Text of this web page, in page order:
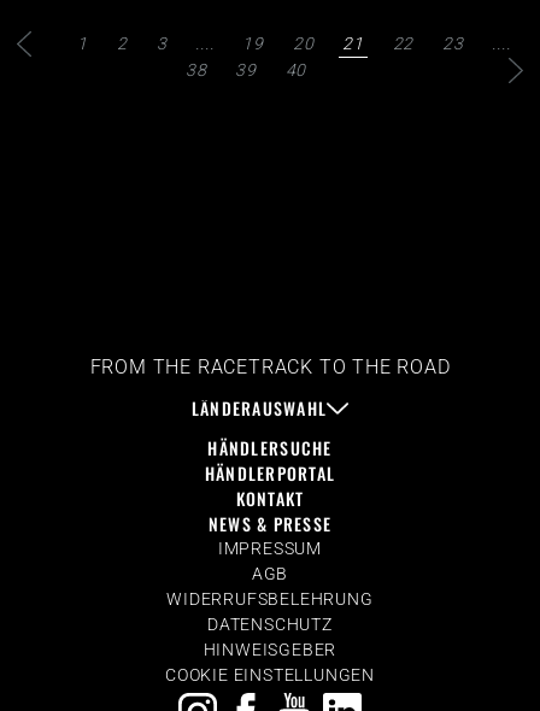
1 2 3 19 20 21 22 23
38
39 40
FROM THE RACETRACK TO THE ROAD
LÄNDERAUSWAHL
HÄNDLERSUCHE
HÄNDLERPORTAL
KONTAKT
NEWS & PRESSE
IMPRESSUM
AGB
WIDERRUFSBELEHRUNG
DATENSCHUTZ
HINWEISGEBER
COOKIE EINSTELLUNGEN